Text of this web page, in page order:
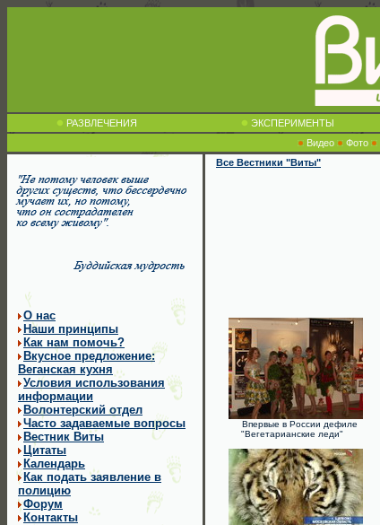
РАЗВЛЕЧЕНИЯ ЭКСПЕРИМЕНТЫ
Видео
Фото
О нас
Наши принципы
Как нам помочь?
Вкусное предложение:
Веганская кухня
Условия использования
информации
Волонтерский отдел
Часто задаваемые вопросы
Вестник Виты
Цитаты
Календарь
Как подать заявление в
полицию
Форум
Контакты
Все Вестники "Виты"
Впервые в России дефиле
"Вегетарианские леди"